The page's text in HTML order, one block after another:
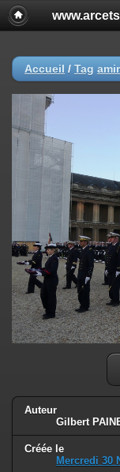
Accueil / Tag
Auteur
Gilbert
Créée le
Mercredi 30